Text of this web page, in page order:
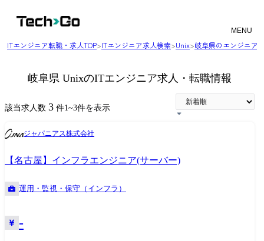
MENU
ITエンジニア転職・求人TOP>ITエンジニア求人検索>Unix>岐阜県のエンジニア
岐阜県 UnixのITエンジニア求人・転職情報
該当求人数 3 件1~3件を表示
ジャパニアス株式会社
【名古屋】インフラエンジニア(サーバー)
運用・監視・保守（インフラ）
-